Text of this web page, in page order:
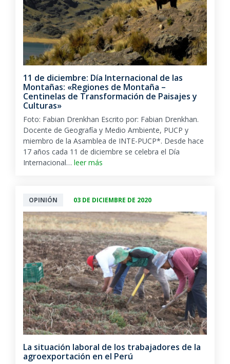
11 de diciembre: Día Internacional de las
Montañas: «Regiones de Montaña –
Centinelas de Transformación de Paisajes y
Culturas»
Foto: Fabian Drenkhan Escrito por: Fabian Drenkhan.
Docente de Geografía y Medio Ambiente, PUCP y
miembro de la Asamblea de INTE-PUCP*. Desde hace
17 años cada 11 de diciembre se celebra el Día
Internacional… leer más
OPINIÓN 03 DE DICIEMBRE DE 2020
La situación laboral de los trabajadores de la
agroexportación en el Perú